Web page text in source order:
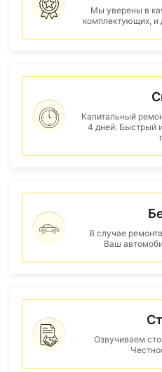
Мы уверены в
комплектующих, и
Капитальный
4 дней. Быстрый
В случае
Ваш
Озвучиваем